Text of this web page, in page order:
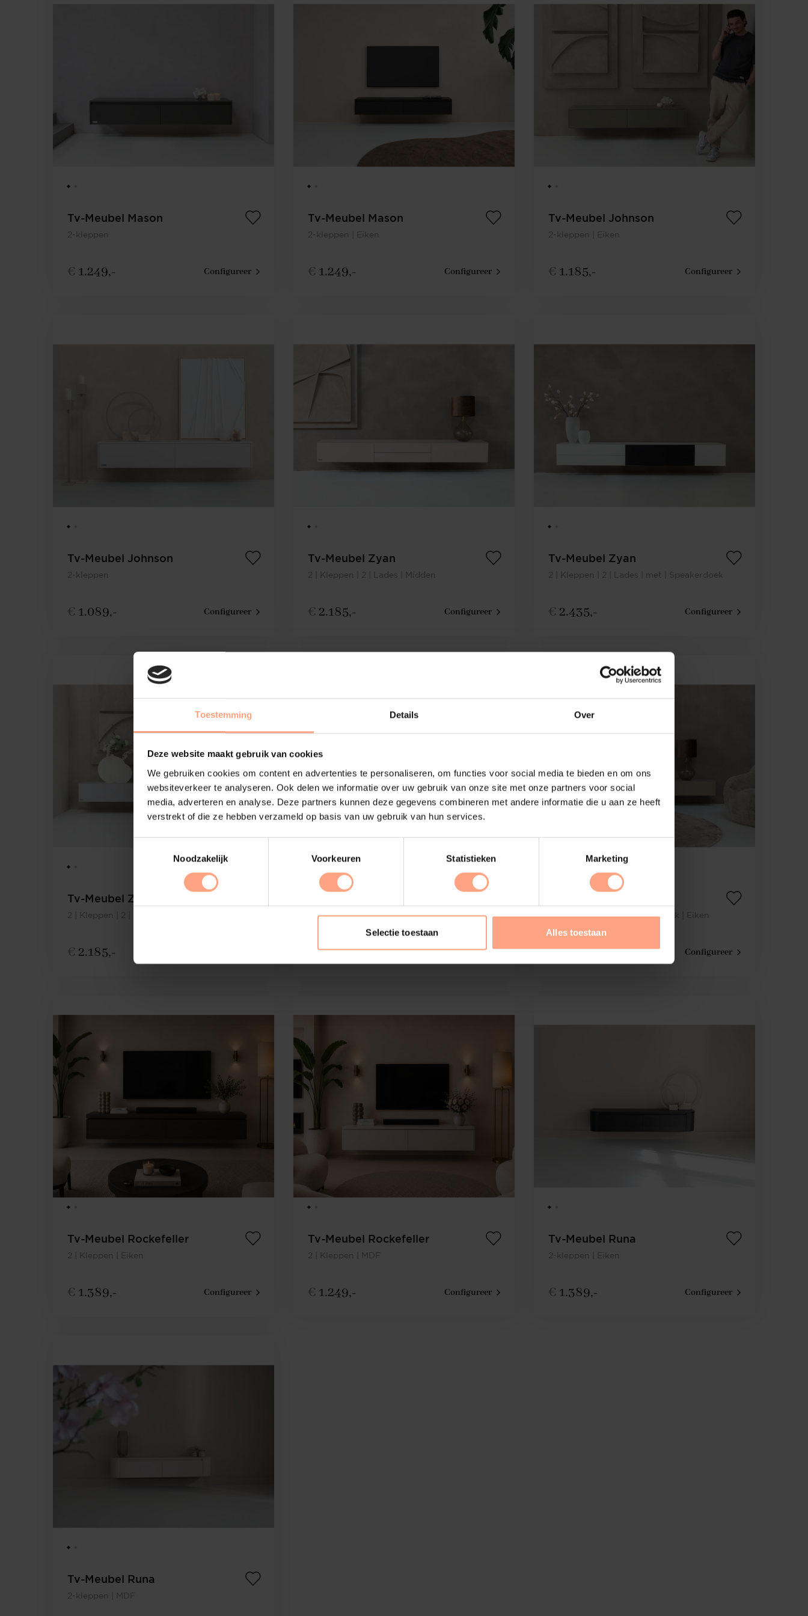
Toestemming Details Over
Deze website maakt gebruik van cookies
We gebruiken cookies om content en advertenties te personaliseren, om functies voor social media te bieden en om ons
websiteverkeer te analyseren. Ook delen we informatie over uw gebruik van onze site met onze partners voor social
media, adverteren en analyse. Deze partners kunnen deze gegevens combineren met andere informatie die u aan ze heeft
verstrekt of die ze hebben verzameld op basis van uw gebruik van hun services.
Noodzakelijk Voorkeuren Statistieken Marketing
Selectie toestaan Alles toestaan
Tv-Meubel Mason
2-kleppen
€ 1.249,- Configureer
Tv-Meubel Mason
2-kleppen | Eiken
€ 1.249,- Configureer
Tv-Meubel Johnson
2-kleppen | Eiken
€ 1.185,- Configureer
Tv-Meubel Johnson
2-kleppen
€ 1.089,- Configureer
Tv-Meubel Zyan
2 | Kleppen | 2 | Lades | Midden
€ 2.185,- Configureer
Tv-Meubel Zyan
2 | Kleppen | 2 | Lades | met | Speakerdoek
€ 2.435,- Configureer
Tv-Meubel Zyan
2 | Kleppen | 2 | Lades | Rechts
€ 2.185,-
2 | Kleppen | MDF | met | Eiken | vak
1.579,- Configureer
2 | Kleppen | met | Speakerdoek | Eiken
€1.985,- Configureer
Tv-Meubel Rockefeller
2 | Kleppen | Eiken
€ 1.389,- Configureer
Tv-Meubel Rockefeller
2 | Kleppen | MDF
€ 1.249,- Configureer
Tv-Meubel Runa
2-kleppen | Eiken
€ 1.389,- Configureer
Tv-Meubel Runa
2-kleppen | MDF